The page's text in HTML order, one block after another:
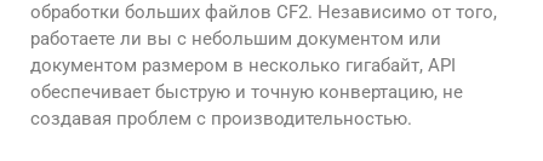
обработки больших файлов CF2. Независимо от того,
работаете ли вы с небольшим документом или
документом размером в несколько гигабайт, API
обеспечивает быструю и точную конвертацию, не
создавая проблем с производительностью.